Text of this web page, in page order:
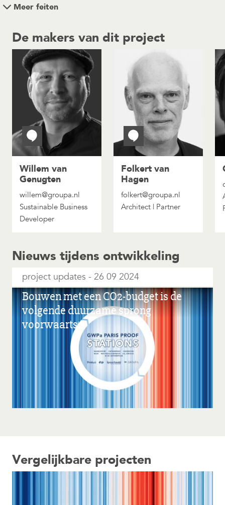
Meer feiten
De makers van dit project
Willem van
Genugten
willem@groupa.nl
Sustainable Business
Developer
Folkert van
Hagen
folkert@groupa.nl
Architect | Partner
Nieuws tijdens ontwikkeling
project updates 26 09 2024
Bouwen met een CO2-budget is de
volgende duurzame sprong
voorwaarts
Vergelijkbare projecten